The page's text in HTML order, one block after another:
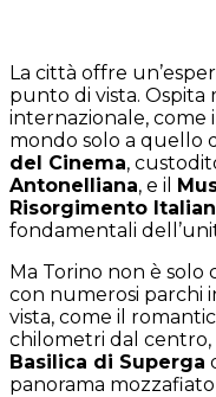
La città offre
punto di vista. Ospita
internazionale, come il
mondo solo a quello
del Cinema,
Antonelliana, e il
Risorgimento
fondamentali
Ma Torino non è
con numerosi parchi
vista, come il
chilometri dal centro,
Basilica di Superga
panorama